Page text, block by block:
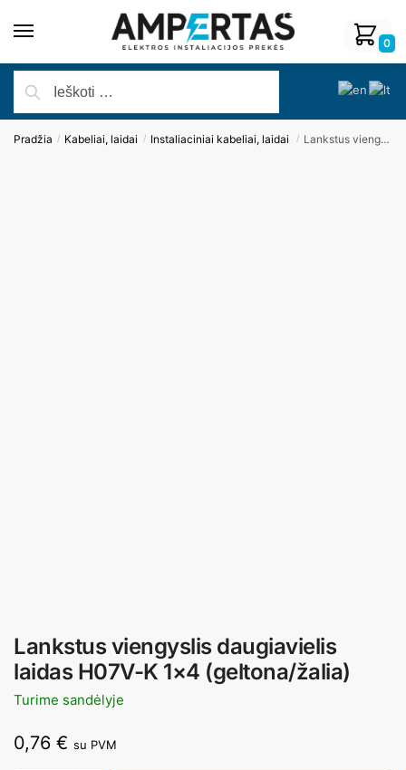
0
Pradžia / Kabeliai, laidai / Instaliaciniai kabeliai, laidai / Lankstus viengyslis daugiavielis laidas H07V-K 1×4 (geltona/žalia)
Lankstus viengyslis daugiavielis
laidas H07V-K 1×4 (geltona/žalia)
Turime sandėlyje
0,76 € su PVM